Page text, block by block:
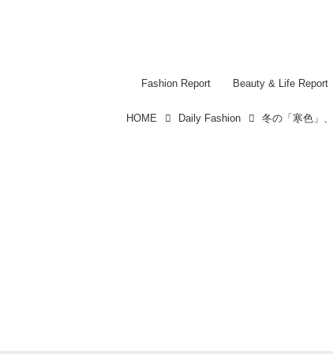
Fashion Report Beauty & Life Report
HOME Daily Fashion